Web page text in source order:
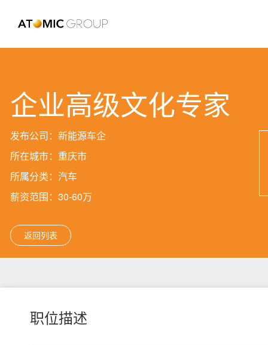
企业高级文化专家
发布公司：新能源车企
所在城市：重庆市
所属分类：汽车
薪资范围：30-60万
返回列表
职位描述